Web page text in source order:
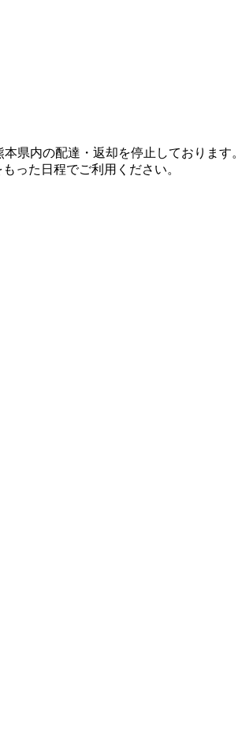
県内の配達・返却を停止しております。
った日程でご利用ください。